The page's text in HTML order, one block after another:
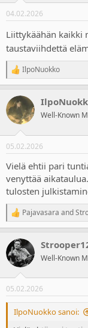
s
04.02.2026
Liittykäähän kaikki
taustaviihdettä
R
e
c
t
i
s
IlpoNuokko
Well-Known
05.02.2026
Vielä ehtii pari
venyttää
tulosten
R
e
c
t
i
s
:
Pajavasara and
Well-Known
05.02.2026
IlpoNuokko sanoi: